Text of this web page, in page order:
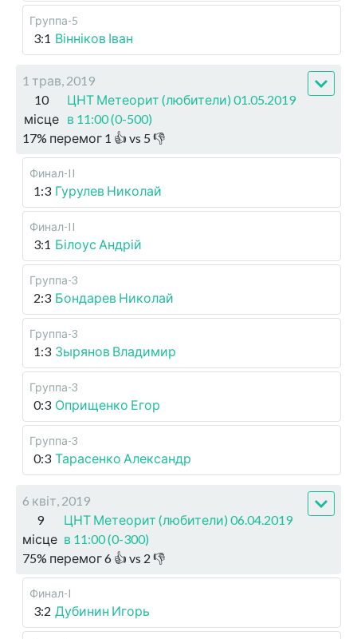
Группа-5
3:1 Вінніков Іван
1 трав, 2019
10
місце
ЦНТ Метеорит (любители) 01.05.2019
в 11:00 (0-500)
17% перемог 1 👍 vs 5 👎
Финал-II
1:3 Гурулев Николай
Финал-II
3:1 Білоус Андрій
Группа-3
2:3 Бондарев Николай
Группа-3
1:3 Зырянов Владимир
Группа-3
0:3 Оприщенко Егор
Группа-3
0:3 Тарасенко Александр
6 квіт, 2019
9
місце
ЦНТ Метеорит (любители) 06.04.2019
в 11:00 (0-300)
75% перемог6 👍 vs 2 👎
Финал-I
3:2 Дубинин Игорь